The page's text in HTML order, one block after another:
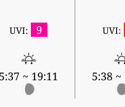
UVI: 9
5:37 ~ 19:11
UVI:
5:38 ~